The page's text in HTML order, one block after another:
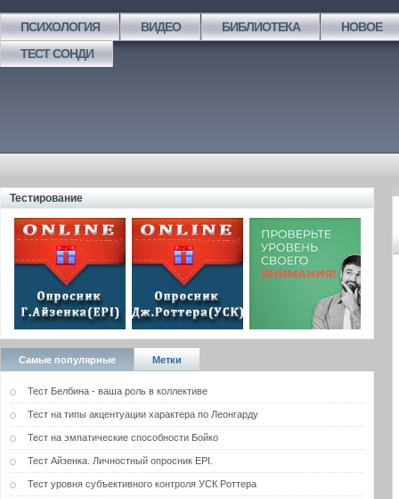
ПСИХОЛОГИЯ ВИДЕО БИБЛИОТЕКА
НОВОЕ
ТЕСТ СОНДИ
Тестирование
Самые популярные Метки
Тест Белбина - ваша роль в коллективе
Тест на типы акцентуации характера по Леонгарду
Тест на эмпатические способности Бойко
Тест Айзенка. Личностный опросник EPI.
Тест уровня субъективного контроля УСК Роттера